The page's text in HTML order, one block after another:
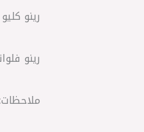
رينو كليو 2005 (محرك 1.2)
رينو
ملاحظات: